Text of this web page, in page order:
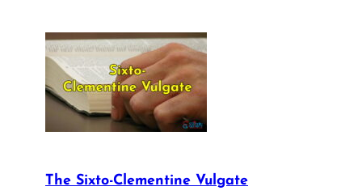
The Sixto-Clementine Vulgate